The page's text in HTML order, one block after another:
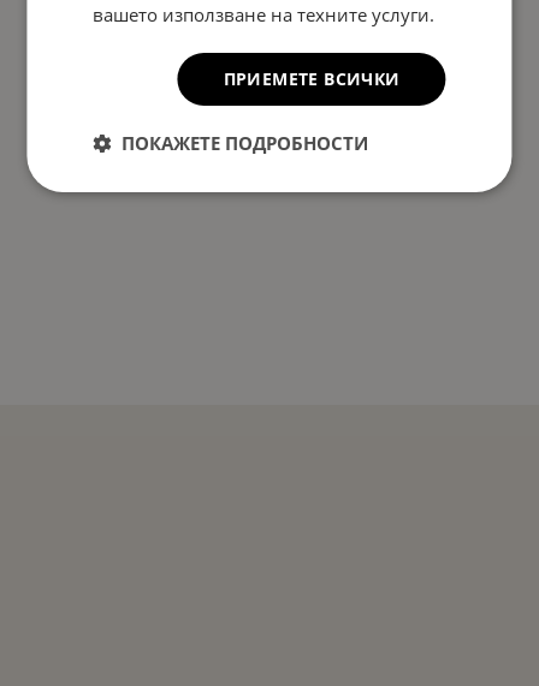
вашето използване на техните услуги.
ПРИЕМЕТЕ ВСИЧКИ
ПОКАЖЕТЕ ПОДРОБНОСТИ